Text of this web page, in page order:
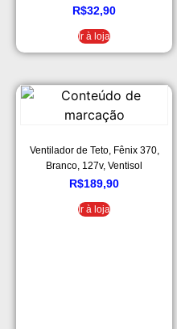
R$32,90
Ir à loja
Ventilador de Teto, Fênix 370,
Branco, 127v, Ventisol
R$189,90
Ir à loja